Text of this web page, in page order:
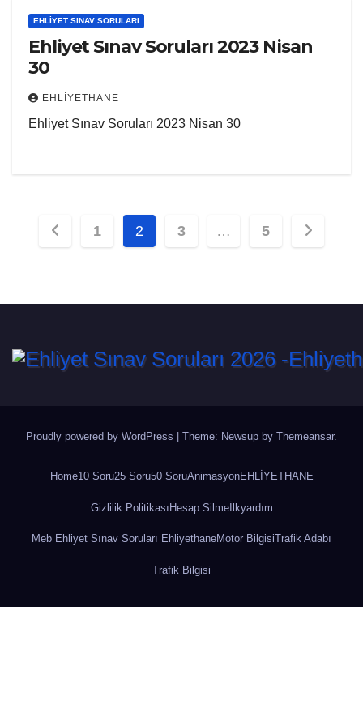
EHLIYET SINAV SORULARI
Ehliyet Sınav Soruları 2023 Nisan
30
EHLIYETHANE
Ehliyet Sınav Soruları 2023 Nisan 30
Yazı
1 2 3 … 5
Proudly powered by WordPress Theme: Newsup by Themeansar.
Home10 Soru25 Soru50 SoruAnimasyonEHLİYETHANE
Gizlilik PolitikasıHesap Silmeİlkyardım
Meb Ehliyet Sınav Soruları EhliyethaneMotor BilgisiTrafik Adabı
Trafik Bilgisi